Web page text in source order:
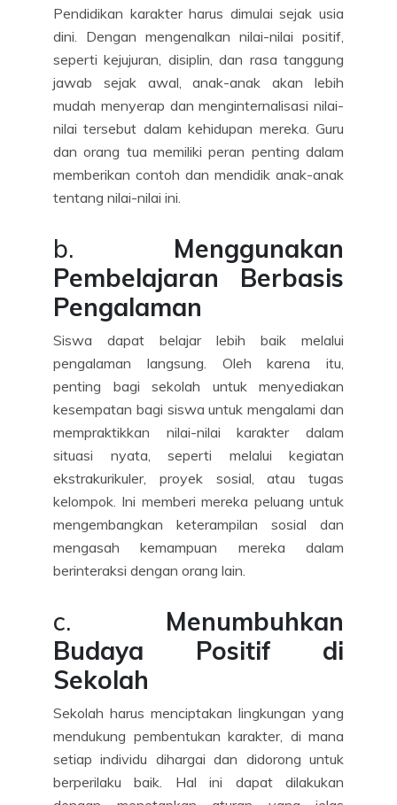
Pendidikan karakter harus dimulai sejak usia
dini. Dengan mengenalkan nilai-nilai positif,
seperti kejujuran, disiplin, dan rasa tanggung
jawab sejak awal, anak-anak akan lebih
mudah menyerap dan menginternalisasi nilai-
nilai tersebut dalam kehidupan mereka. Guru
dan orang tua memiliki peran penting dalam
memberikan contoh dan mendidik anak-anak
tentang nilai-nilai ini.
b. Menggunakan
Pembelajaran Berbasis
Pengalaman
Siswa dapat belajar lebih baik melalui
pengalaman langsung. Oleh karena itu,
penting bagi sekolah untuk menyediakan
kesempatan bagi siswa untuk mengalami dan
mempraktikkan nilai-nilai karakter dalam
situasi nyata, seperti melalui kegiatan
ekstrakurikuler, proyek sosial, atau tugas
kelompok. Ini memberi mereka peluang untuk
mengembangkan keterampilan sosial dan
mengasah kemampuan mereka dalam
berinteraksi dengan orang lain.
c. Menumbuhkan
Budaya Positif di
Sekolah
Sekolah harus menciptakan lingkungan yang
mendukung pembentukan karakter, di mana
setiap individu dihargai dan didorong untuk
berperilaku baik. Hal ini dapat dilakukan